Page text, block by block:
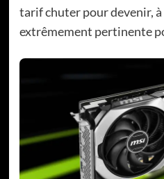
tarif chuter pour devenir,
extrêmement pertinente